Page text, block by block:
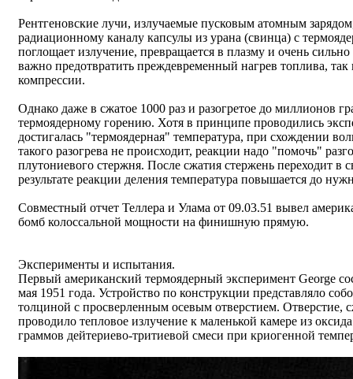
Рентгеновские лучи, излучаемые пусковым атомным
радиационному каналу капсулы из урана (свинца) с
поглощает излучение, превращается в плазму и очень
важно предотвратить преждевременный нагрев топлива, так
компрессии.
Однако даже в сжатое 1000 раз и разогретое до миллионов
термоядерному горению. Хотя в принципе проводились
достигалась "термоядерная" температура, при схождении
такого разогрева не происходит, реакции надо "помочь"
плутониевого стержня. После сжатия стержень переходит в
результате реакции деления температура повышается до
Совместный отчет Теллера и Улама от 09.03.51 вывел
бомб колоссальной мощности на финишную прямую.
Эксперименты и испытания.
Первый американский термоядерный эксперимент George
мая 1951 года. Устройство по конструкции представляло
толциной с просверленным осевым отверстием. Отверстие,
проводило тепловое излучение к маленькой камере из
граммов дейтериево-тритиевой смеси при криогенной